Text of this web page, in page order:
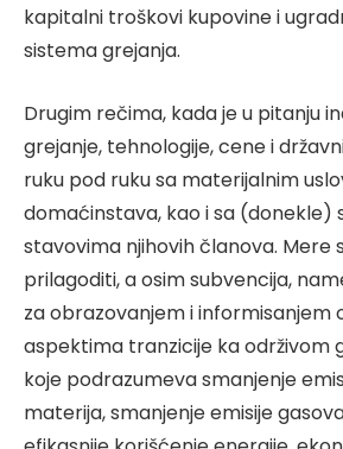
kapitalni troškovi kupovine i
sistema grejanja.
Drugim rečima, kada je u pitanju
grejanje, tehnologije, cene i
ruku pod ruku sa materijalnim
domaćinstava, kao i sa (donekle)
stavovima njihovih članova. Mere
prilagoditi, a osim subvencija,
za obrazovanjem i informisanjem
aspektima tranzicije ka održivom
koje podrazumeva smanjenje
materija, smanjenje emisije